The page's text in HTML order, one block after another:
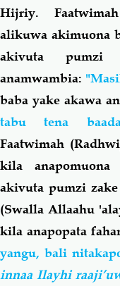
Hijriy.
alikuwa akimuona
akivuta pumzi
anamwambia:
baba yake akawa
tabu tena
Faatwimah
kila
akivuta pumzi
(Swalla Allaahu
kila anapopata
yangu, bali
innaa Ilayhi